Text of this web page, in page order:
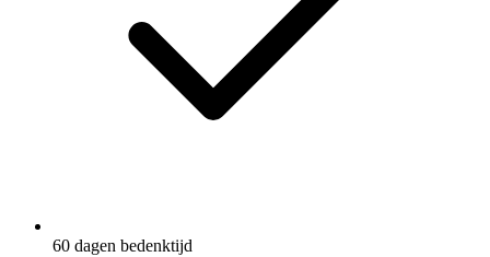
60 dagen bedenktijd